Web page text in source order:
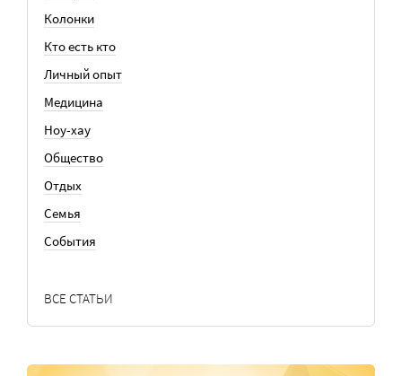
Колонки
Кто есть кто
Личный опыт
Медицина
Ноу-хау
Общество
Отдых
Семья
События
ВСЕ СТАТЬИ